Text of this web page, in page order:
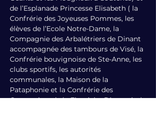
de l’Esplanade Princesse Elisabeth ( la
Confrérie des Joyeuses Pommes, les
élèves de l’Ecole Notre-Dame, la
Compagnie des Arbalétriers de Dinant
accompagnée des tambours de Visé, la
Confrérie bouvignoise de Ste-Anne, les
clubs sportifs, les autorités
communales, la Maison de la
Pataphonie et la Confrérie des
Quarteniers de la Flamiche Dinantaise).